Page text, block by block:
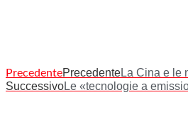
PrecedentePrecedenteLa Cina e le
SuccessivoLe «tecnologie a